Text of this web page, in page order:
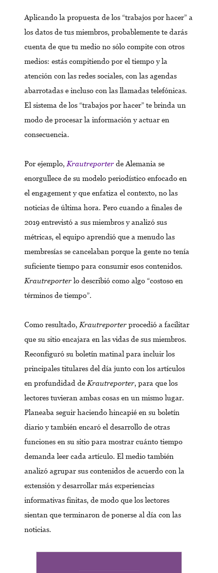
Aplicando la propuesta de los “trabajos por hacer” a
los datos de tus miembros, probablemente te darás
cuenta de que tu medio no sólo compite con otros
medios: estás compitiendo por el tiempo y la
atención con las redes sociales, con las agendas
abarrotadas e incluso con las llamadas telefónicas.
El sistema de los “trabajos por hacer” te brinda un
modo de procesar la información y actuar en
consecuencia.
Por ejemplo, Krautreporter de Alemania se
enorgullece de su modelo periodístico enfocado en
el engagement y que enfatiza el contexto, no las
noticias de última hora. Pero cuando a finales de
2019 entrevistó a sus miembros y analizó sus
métricas, el equipo aprendió que a menudo las
membresías se cancelaban porque la gente no tenía
suficiente tiempo para consumir esos contenidos.
Krautreporter lo describió como algo “costoso en
términos de tiempo”.
Como resultado, Krautreporter procedió a facilitar
que su sitio encajara en las vidas de sus miembros.
Reconfiguró su boletín matinal para incluir los
principales titulares del día junto con los artículos
en profundidad de Krautreporter, para que los
lectores tuvieran ambas cosas en un mismo lugar.
Planeaba seguir haciendo hincapié en su boletín
diario y también encaró el desarrollo de otras
funciones en su sitio para mostrar cuánto tiempo
demanda leer cada artículo. El medio también
analizó agrupar sus contenidos de acuerdo con la
extensión y desarrollar más experiencias
informativas finitas, de modo que los lectores
sientan que terminaron de ponerse al día con las
noticias.